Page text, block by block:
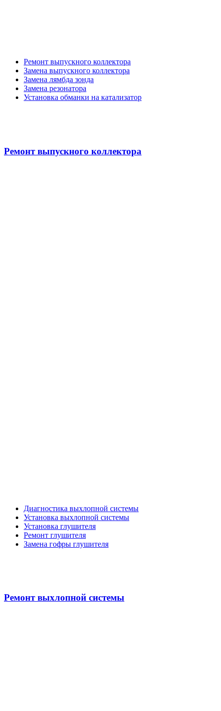
Ремонт выпускного коллектора
Замена выпускного коллектора
Замена лямбда зонда
Замена резонатора
Установка обманки на катализатор
Ремонт выпускного коллектора
Диагностика выхлопной системы
Установка выхлопной системы
Установка глушителя
Ремонт глушителя
Замена гофры глушителя
Ремонт выхлопной системы